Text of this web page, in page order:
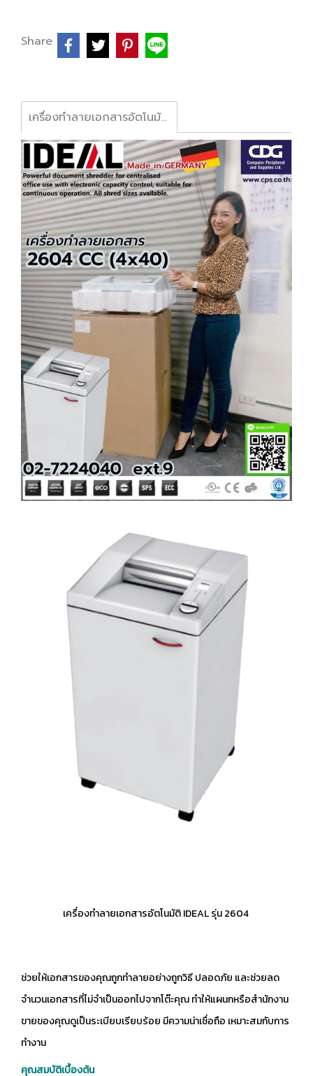
Share
เครื่องทำลายเอกสารอัตโนมัติ IDEAL รุ่น 2604 ขนาดกลาง
เครื่องทำลายเอกสารอัตโนมัติ IDEAL รุ่น 2604
ช่วยให้เอกสารของคุณถูกทำลายอย่างถูกวิธี ปลอดภัย และช่วยลด
จำนวนเอกสารที่ไม่จำเป็นออกไปจากโต๊ะคุณ ทำให้แผนกหรือสำนักงาน
ขายของคุณดูเป็นระเบียบเรียบร้อย มีความน่าเชื่อถือ เหมาะสมกับการ
ทำงาน
คุณสมบัติเบื้องต้น